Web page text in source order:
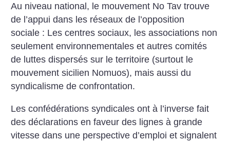
Au niveau national, le mouvement No Tav trouve
de l’appui dans les réseaux de l’opposition
sociale : Les centres sociaux, les associations non
seulement environnementales et autres comités
de luttes dispersés sur le territoire (surtout le
mouvement sicilien Nomuos), mais aussi du
syndicalisme de confrontation.
Les confédérations syndicales ont à l’inverse fait
des déclarations en faveur des lignes à grande
vitesse dans une perspective d’emploi et signalent